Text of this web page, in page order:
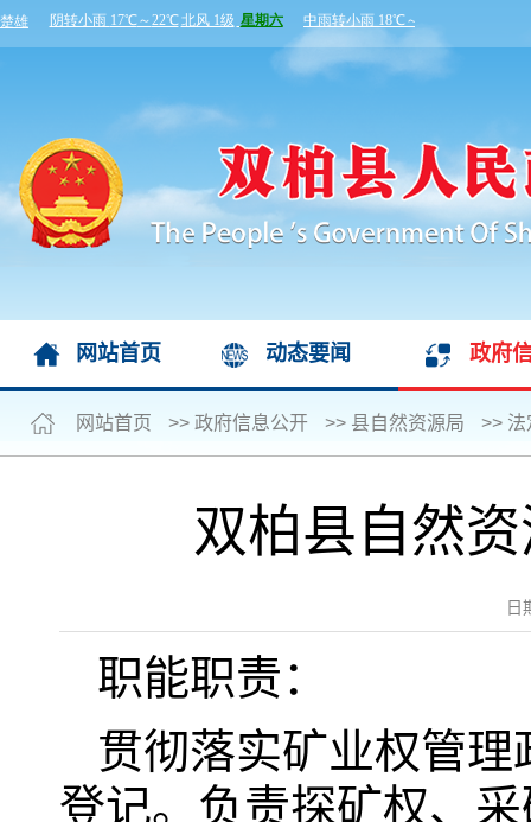
网站首页 动态要闻 政府
网站首页 >> 政府信息公开 >> 县自然资源局 >> 法
双柏县自然
日
职能职责：
贯彻落实矿业权管
登记。负责探矿权、